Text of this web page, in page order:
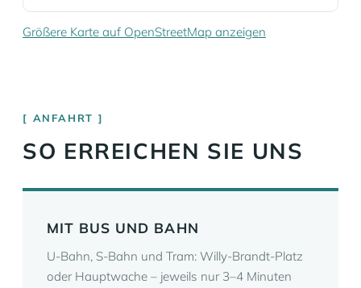
Größere Karte auf OpenStreetMap anzeigen
ANFAHRT
SO ERREICHEN SIE UNS
MIT BUS UND BAHN
U-Bahn, S-Bahn und Tram: Willy-Brandt-Platz
oder Hauptwache – jeweils nur 3–4 Minuten